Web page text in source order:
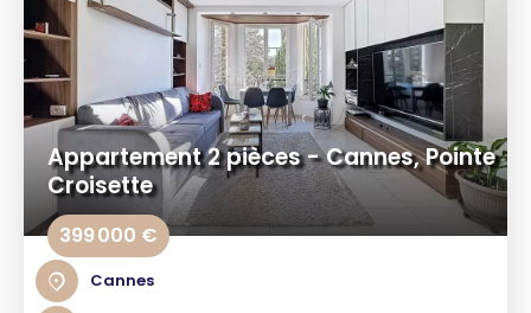
Appartement 2 pièces - Cannes, Pointe
Croisette
399 000 €
Cannes